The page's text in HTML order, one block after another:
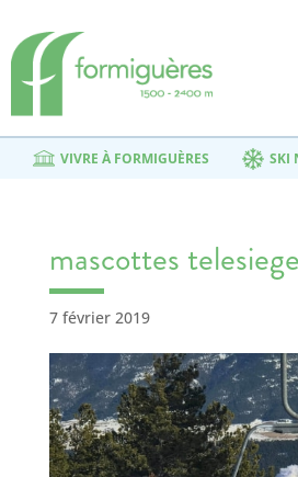
VIVRE À FORMIGUÈRES SKI
mascottes telesiege
7 février 2019